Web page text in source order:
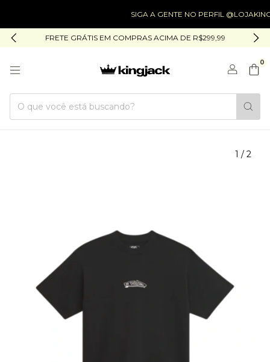
SIGA A GENTE NO PERFIL
FRETE GRÁTIS EM COMPRAS ACIMA DE R$299,99
0
1 / 2